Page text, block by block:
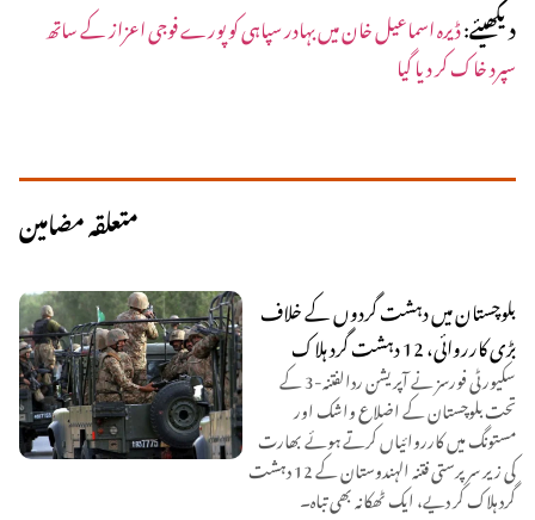
دیکھیئے:ڈیرہ اسماعیل خان میں بہادر سپاہی کو پورے فوجی اعزاز کے ساتھ
سپرد خاک کر دیا گیا
متعلقہ مضامین
بلوچستان میں دہشت گردوں کے خلاف
بڑی کارروائی، 12 دہشت گرد ہلاک
سکیورٹی فورسز نے آپریشن ردالفتنہ-3 کے
تحت بلوچستان کے اضلاع واشک اور
مستونگ میں کارروائیاں کرتے ہوئے بھارت
کی زیر سرپرستی فتنہ الہندوستان کے 12 دہشت
گرد ہلاک کر دیے، ایک ٹھکانہ بھی تباہ۔